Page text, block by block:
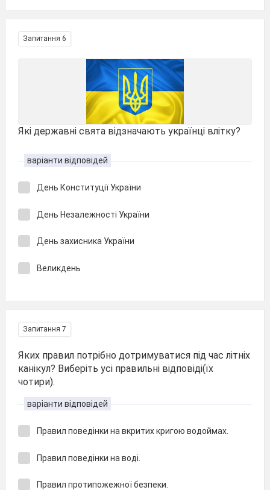
Запитання 6
Які державні свята відзначають українці влітку?
варіанти відповідей
День Конституції України
День Незалежності України
День захисника України
Великдень
Запитання 7
Яких правил потрібно дотримуватися під час літніх
канікул? Виберіть усі правильні відповіді(їх
чотири).
варіанти відповідей
Правил поведінки на вкритих кригою водоймах.
Правил поведінки на воді.
Правил протипожежної безпеки.